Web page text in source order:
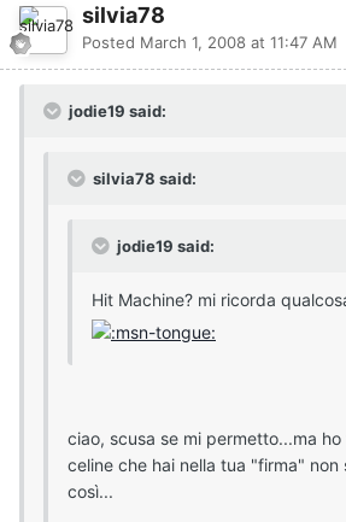
silvia78
Posted March 1, 2008 at 11:47 AM
jodie19 said:
silvia78 said:
jodie19 said:
Hit Machine? mi ricorda
ciao, scusa se mi permetto...ma
celine che hai nella tua "firma" non
così...